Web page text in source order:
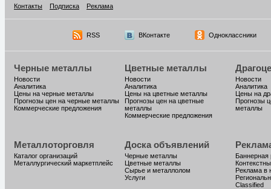
Контакты
Подписка Реклама
RSS ВКонтакте Одноклассники
Черные металлы
Новости
Аналитика
Цены на черные металлы
Прогнозы цен на черные металлы
Коммерческие предложения
Цветные металлы
Новости
Аналитика
Цены на цветные металлы
Прогнозы цен на цветные
металлы
Коммерческие предложения
Новости
Аналитика
Цены на
Прогнозы
металлы
Металлоторговля
Каталог организаций
Металлургический маркетплейс
Доска объявлений
Черные металлы
Цветные металлы
Сырье и металлолом
Услуги
Баннерная
Реклама в
Classified